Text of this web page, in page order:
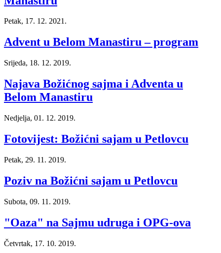
Petak, 17. 12. 2021.
Advent u Belom Manastiru – program
Srijeda, 18. 12. 2019.
Najava Božićnog sajma i Adventa u
Belom Manastiru
Nedjelja, 01. 12. 2019.
Fotovijest: Božićni sajam u Petlovcu
Petak, 29. 11. 2019.
Poziv na Božićni sajam u Petlovcu
Subota, 09. 11. 2019.
"Oaza" na Sajmu udruga i OPG-ova
Četvrtak, 17. 10. 2019.